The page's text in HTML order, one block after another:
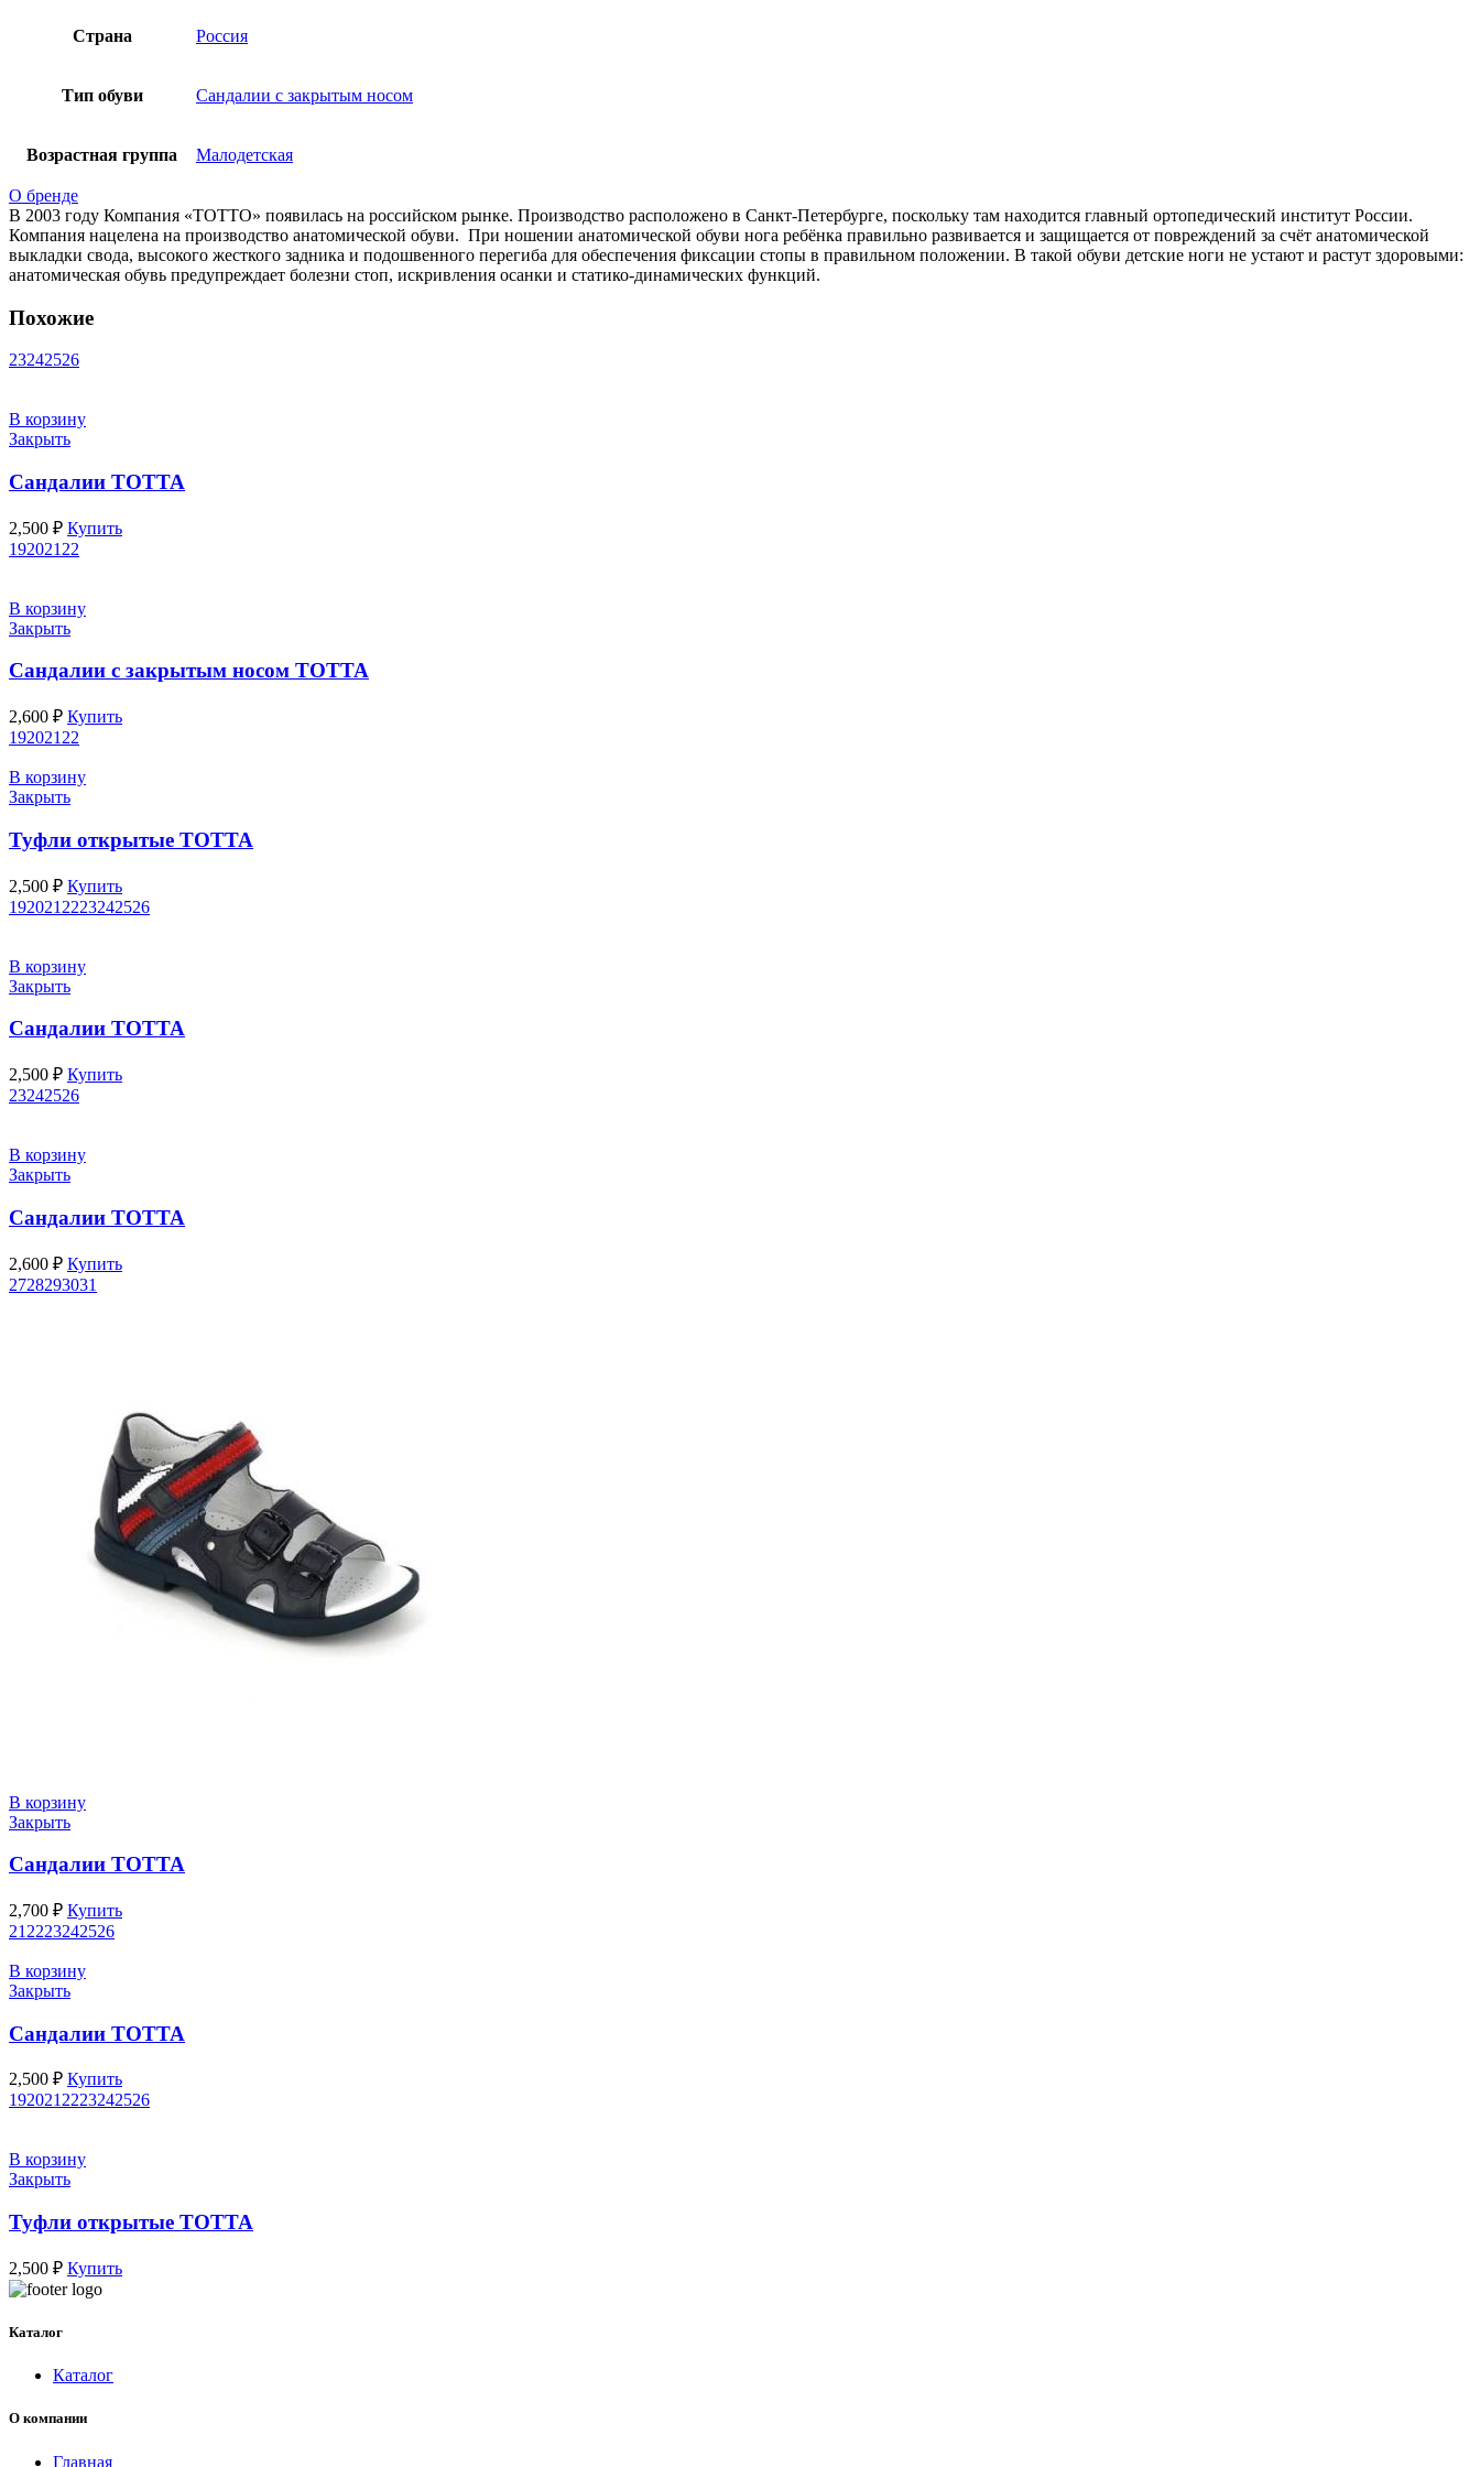
Страна Россия
Тип обуви Сандалии с закрытым носом
Возрастная группа Малодетская
О бренде
В 2003 году Компания «ТОТТО» появилась на российском рынке. Производство расположено в Санкт-Петербурге, поскольку там находится главный ортопедический институт России.
Компания нацелена на производство анатомической обуви. При ношении анатомической обуви нога ребёнка правильно развивается и защищается от повреждений за счёт анатомической
выкладки свода, высокого жесткого задника и подошвенного перегиба для обеспечения фиксации стопы в правильном положении. В такой обуви детские ноги не устают и растут здоровыми:
анатомическая обувь предупреждает болезни стоп, искривления осанки и статико-динамических функций.
Похожие
23242526
В корзину
Закрыть
Сандалии ТОТТА
2,500 ₽ Купить
192021 22
В корзину
Закрыть
Сандалии с закрытым носом ТОТТА
2,600 ₽ Купить
192021 22
В корзину
Закрыть
Туфли открытые ТОТТА
2,500 ₽ Купить
192021 2223242526
В корзину
Закрыть
Сандалии ТОТТА
2,500 ₽ Купить
23242526
В корзину
Закрыть
Сандалии ТОТТА
2,600 ₽ Купить
2728293031
В корзину
Закрыть
Сандалии ТОТТА
2,700 ₽ Купить
21 2223242526
В корзину
Закрыть
Сандалии ТОТТА
2,500 ₽ Купить
192021 2223242526
В корзину
Закрыть
Туфли открытые ТОТТА
2,500 ₽ Купить
Каталог
Каталог
О компании
Главная